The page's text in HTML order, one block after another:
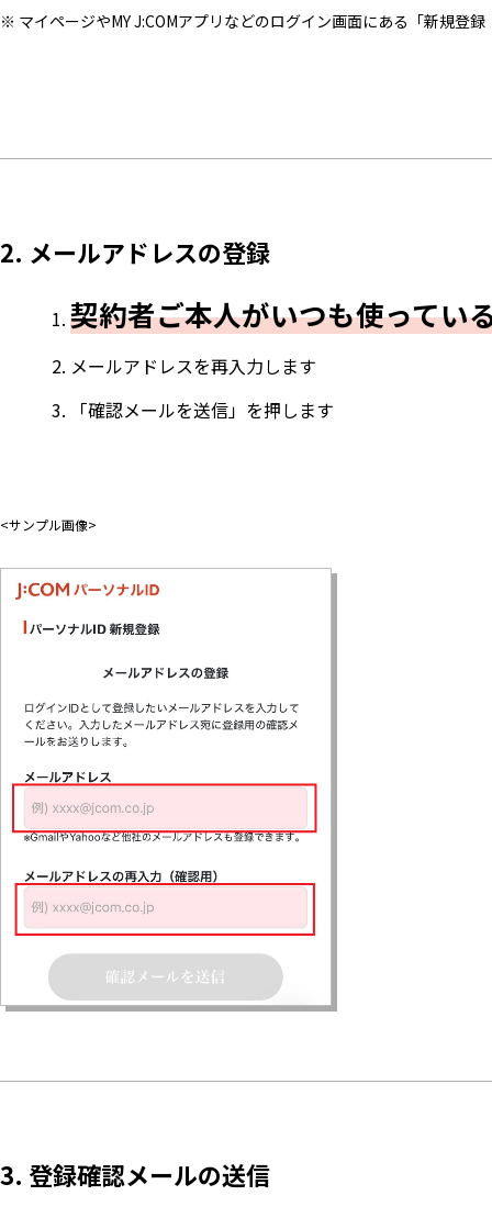
※ マイページやMY J:COMアプリなどのログイン画面にある「新規登
2. メールアドレスの登録
契約者ご本人がいつも使ってい
メールアドレスを再入力します
「確認メールを送信」を押します
<サンプル画像>
3. 登録確認メールの送信